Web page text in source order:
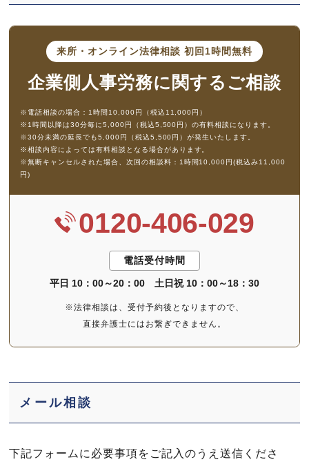
来所・オンライン法律相談 初回1時間無料
企業側人事労務に 関するご相談
※電話相談の場合：1時間10,000円（税込11,000円）
※1時間以降は30分毎に5,000円（税込5,500円）の有料相談になります。
※30分未満の延長でも5,000円（税込5,500円）が発生いたします。
※相談内容によっては有料相談となる場合があります。
※無断キャンセルされた場合、次回の相談料：1時間10,000円(税込み11,000
円)
0120-406-029
電話受付時間
平日 10：00～20：00 土日祝 10：00～18：30
※法律相談は、受付予約後となりますので、
直接弁護士にはお繋ぎできません。
メール相談
下記フォームに必要事項をご記入のうえ送信くださ